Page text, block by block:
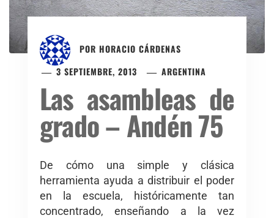
POR HORACIO CÁRDENAS
3 SEPTIEMBRE, 2013
ARGENTINA
Las asambleas de
grado – Andén 75
De cómo una simple y clásica
herramienta ayuda a distribuir el poder
en la escuela, históricamente tan
concentrado, enseñando a la vez